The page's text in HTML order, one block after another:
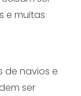
e muitas
de navios e
ser